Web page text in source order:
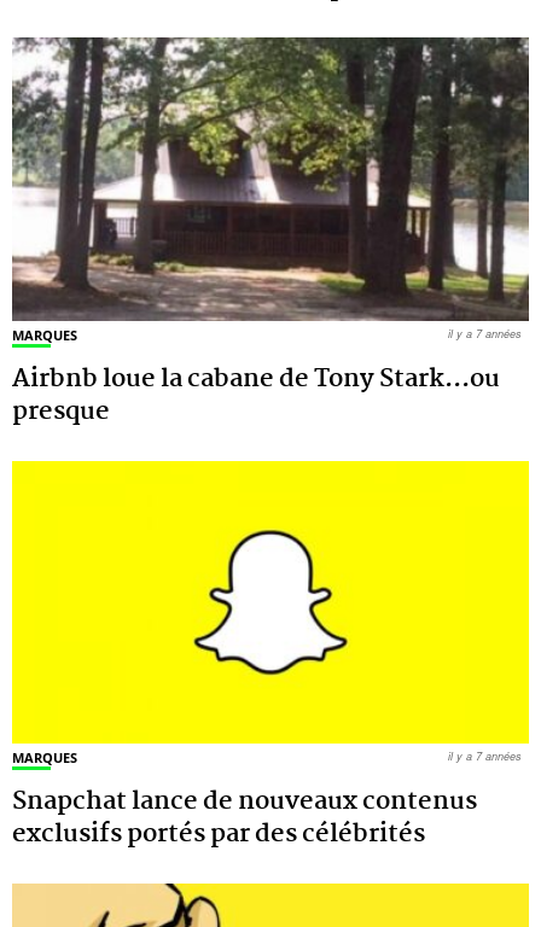
MARQUES
Airbnb loue la cabane de Tony Stark...ou
presque
il y a 7 années
MARQUES
Snapchat lance de nouveaux contenus
exclusifs portés par des célébrités
il y a 7 années